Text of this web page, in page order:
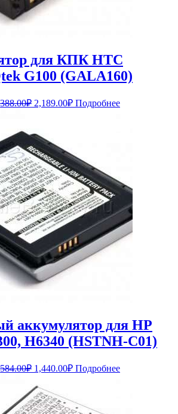
для КПК HTC
G100 (GALA160)
₽ Первоначальная
2,388.00₽.
2,189.00₽Текущая
цена:
Подробнее
аккумулятор для HP
H6340 (HSTNH-C01)
₽ Первоначальная
составляла
1,584.00₽.
1,440.00₽Текущая
цена:
Подробнее